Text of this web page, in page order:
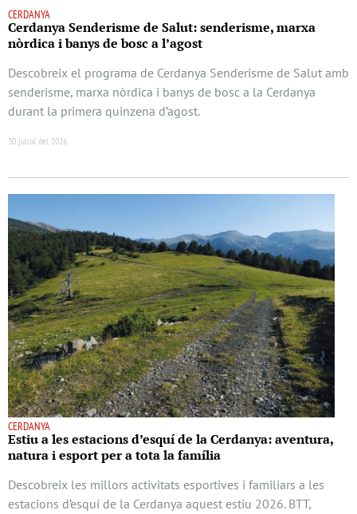
CERDANYA
Cerdanya Senderisme de Salut: senderisme, marxa
nòrdica i banys de bosc a l’agost
Descobreix el programa de Cerdanya Senderisme de Salut amb
senderisme, marxa nòrdica i banys de bosc a la Cerdanya
durant la primera quinzena d’agost.
30 juliol del 2026
CERDANYA
Estiu a les estacions d’esquí de la Cerdanya: aventura,
natura i esport per a tota la família
Descobreix les millors activitats esportives i familiars a les
estacions d’esquí de la Cerdanya aquest estiu 2026. BTT,